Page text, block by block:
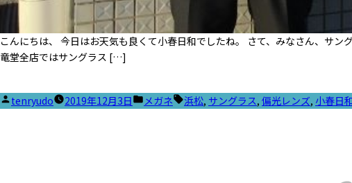
こんにちは、 今日はお天気も良くて小春日和でしたね。 さて、みなさん、サ
竜堂全店ではサングラス […]
投
tenryudo 2019年12月3日
カ
メガネ
タ
浜松, サングラス, 偏光レンズ, 小春日